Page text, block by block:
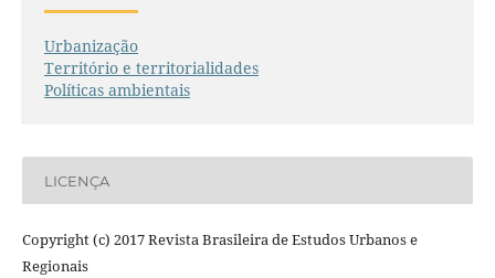
Urbanização
Território e territorialidades
Políticas ambientais
LICENÇA
Copyright (c) 2017 Revista Brasileira de Estudos Urbanos e
Regionais